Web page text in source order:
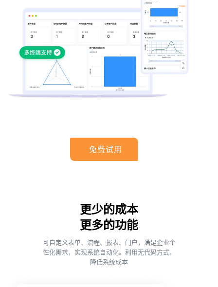
免费试用
更少的成本
更多的功能
可自定义表单、流程、报表、门户，满足企业个
性化需求，实现系统自动化。利用无代码方式，
降低系统成本